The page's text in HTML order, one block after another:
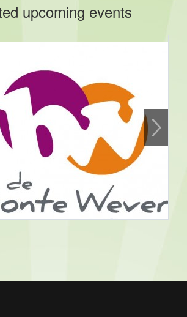
upcoming events
Wever
19:30 - 09/08/2026